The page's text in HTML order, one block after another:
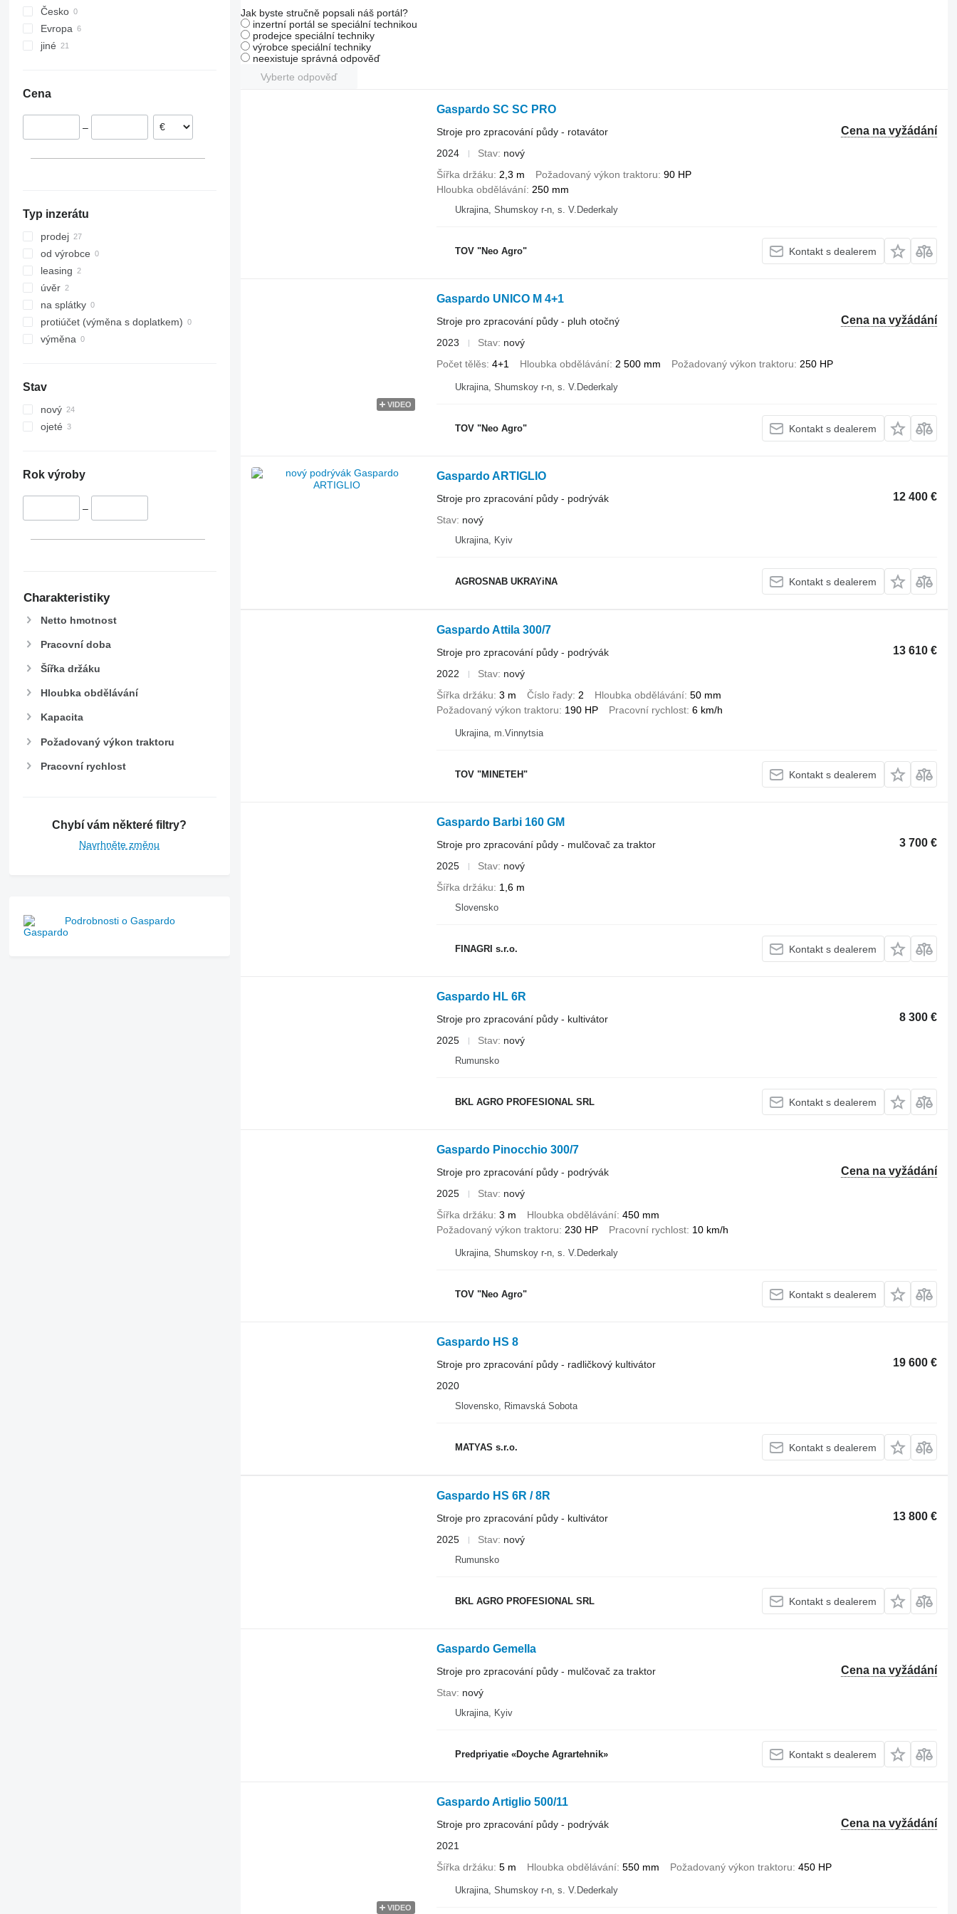
Prolander
Tbes
Vari-Master
RG
RN
RS
Koralin
Korund
Kristall
VariDiamant
VariOpal
H-series
Jolly
L-series
Terria
Star
Sturmvogel
Super-Albatros
TopDown
Česko
Evropa
jiné
Cena
–
Typ inzerátu
prodej
od výrobce
leasing
úvěr
na splátky
protiúčet (výměna s doplatkem)
výměna
Stav
nový
ojeté
Rok výroby
–
Charakteristiky
Netto hmotnost
Pracovní doba
Šířka držáku
Hloubka obdělávání
Kapacita
Požadovaný výkon traktoru
Pracovní rychlost
Chybí vám některé filtry?
Navrhněte změnu
Podrobnosti o Gaspardo
Jak byste stručně popsali náš portál?
inzertní portál se speciální technikou
prodejce speciální techniky
výrobce speciální techniky
neexistuje správná odpověď
Vyberte odpověď
Gaspardo SC SC PRO
Cena na vyžádání
Stroje pro zpracování půdy - rotavátor
2024
Stav nový
Šířka držáku
2,3 m Požadovaný výkon traktoru 90 HP
Hloubka obdělávání 250 mm
Ukrajina, Shumskoy r-n, s. V.Dederkaly
TOV "Neo Agro" Kontakt s dealerem
VIDEO
Gaspardo UNICO M 4+1
Cena na vyžádání
Stroje pro zpracování půdy - pluh otočný
2023
Stav nový
Počet tělěs 4+1 Hloubka obdělávání 2 500 mm Požadovaný výkon traktoru 250 HP
Ukrajina, Shumskoy r-n, s. V.Dederkaly
TOV "Neo Agro" Kontakt s dealerem
Gaspardo ARTIGLIO
12 400 €
Stroje pro zpracování půdy - podrývák
Stav nový
Ukrajina, Kyiv
AGROSNAB UKRAYiNA Kontakt s dealerem
Gaspardo Attila 300/7
13 610 €
Stroje pro zpracování půdy - podrývák
2022
Stav nový
Šířka držáku 3 m Číslo řady 2 Hloubka obdělávání 50 mm
Požadovaný výkon traktoru
190 HP Pracovní rychlost 6 km/h
Ukrajina, m.Vinnytsia
TOV "MINETEH" Kontakt s dealerem
Gaspardo Barbi 160 GM
3 700 €
Stroje pro zpracování půdy - mulčovač za traktor
2025
Stav nový
Šířka držáku
1,6 m
Slovensko
FINAGRI s.r.o. Kontakt s dealerem
Gaspardo HL 6R
8 300 €
Stroje pro zpracování půdy - kultivátor
2025
Stav nový
Rumunsko
BKL AGRO PROFESIONAL SRL Kontakt s dealerem
Gaspardo Pinocchio 300/7
Cena na vyžádání
Stroje pro zpracování půdy - podrývák
2025
Stav nový
Šířka držáku 3 m Hloubka obdělávání 450 mm
Požadovaný výkon traktoru
230 HP Pracovní rychlost 10 km/h
Ukrajina, Shumskoy r-n, s. V.Dederkaly
TOV "Neo Agro" Kontakt s dealerem
Gaspardo HS 8
19 600 €
Stroje pro zpracování půdy - radličkový kultivátor
2020
Slovensko, Rimavská Sobota
MATYAS s.r.o. Kontakt s dealerem
Gaspardo HS 6R / 8R
13 800 €
Stroje pro zpracování půdy - kultivátor
2025
Stav nový
Rumunsko
BKL AGRO PROFESIONAL SRL Kontakt s dealerem
Gaspardo Gemella
Cena na vyžádání
Stroje pro zpracování půdy - mulčovač za traktor
Stav nový
Ukrajina, Kyiv
Predpriyatie «Doyche Agrartehnik» Kontakt s dealerem
VIDEO
Gaspardo Artiglio 500/11
Cena na vyžádání
Stroje pro zpracování půdy - podrývák
2021
Šířka držáku 5 m Hloubka obdělávání 550 mm Požadovaný výkon traktoru 450 HP
Ukrajina, Shumskoy r-n, s. V.Dederkaly